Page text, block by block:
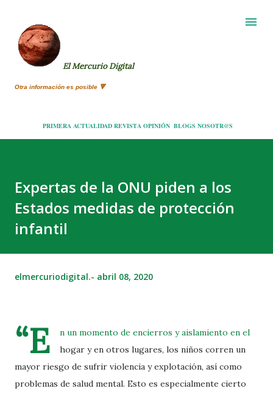
El Mercurio Digital
Otra información es posible 🔻
PRIMERA ACTUALIDAD REVISTA OPINIÓN BLOGS NOSOTR@S
Expertas de la ONU piden a los
Estados medidas de protección
infantil
elmercuriodigital.- abril 08, 2020
“E
n un momento de encierros y aislamiento en el
hogar y en otros lugares, los niños corren un
mayor riesgo de sufrir violencia y explotación, así como
problemas de salud mental. Esto es especialmente cierto